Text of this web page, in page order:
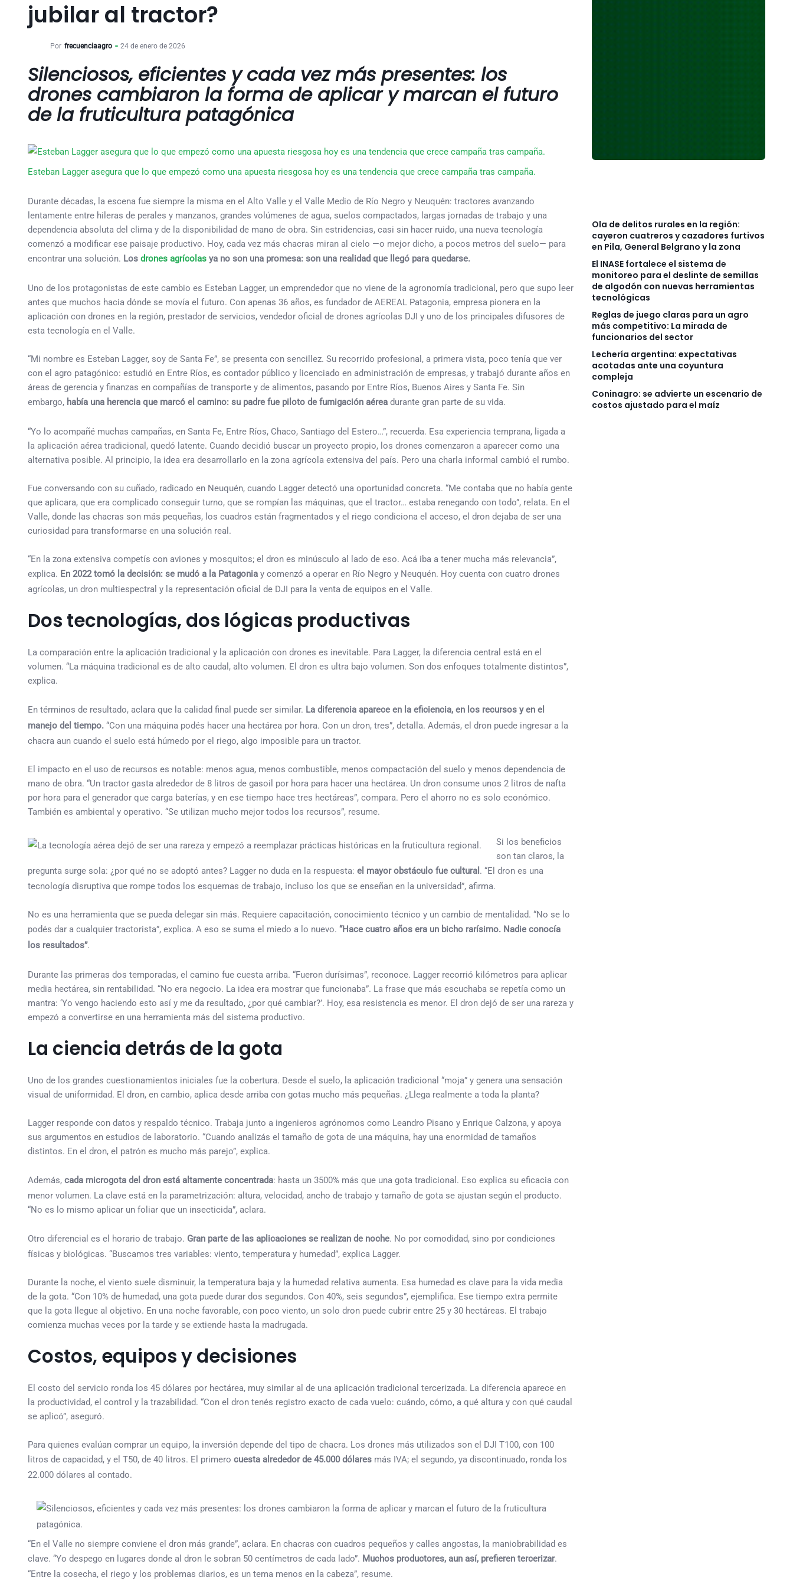
jubilar al tractor?
Por frecuenciaagro 24 de enero de 2026
Silenciosos, eficientes y cada vez más presentes: los
drones cambiaron la forma de aplicar y marcan el futuro
de la fruticultura patagónica
Esteban Lagger asegura que lo que empezó como una apuesta riesgosa hoy es una tendencia que crece campaña tras campaña.
Durante décadas, la escena fue siempre la misma en el Alto Valle y el Valle Medio de Río Negro y Neuquén: tractores avanzando
lentamente entre hileras de perales y manzanos, grandes volúmenes de agua, suelos compactados, largas jornadas de trabajo y una
dependencia absoluta del clima y de la disponibilidad de mano de obra. Sin estridencias, casi sin hacer ruido, una nueva tecnología
comenzó a modificar ese paisaje productivo. Hoy, cada vez más chacras miran al cielo —o mejor dicho, a pocos metros del suelo— para
encontrar una solución. Los drones agrícolas ya no son una promesa: son una realidad que llegó para quedarse.
Uno de los protagonistas de este cambio es Esteban Lagger, un emprendedor que no viene de la agronomía tradicional, pero que supo leer
antes que muchos hacia dónde se movía el futuro. Con apenas 36 años, es fundador de AEREAL Patagonia, empresa pionera en la
aplicación con drones en la región, prestador de servicios, vendedor oficial de drones agrícolas DJI y uno de los principales difusores de
esta tecnología en el Valle.
“Mi nombre es Esteban Lagger, soy de Santa Fe”, se presenta con sencillez. Su recorrido profesional, a primera vista, poco tenía que ver
con el agro patagónico: estudió en Entre Ríos, es contador público y licenciado en administración de empresas, y trabajó durante años en
áreas de gerencia y finanzas en compañías de transporte y de alimentos, pasando por Entre Ríos, Buenos Aires y Santa Fe. Sin
embargo, había una herencia que marcó el camino: su padre fue piloto de fumigación aérea durante gran parte de su vida.
“Yo lo acompañé muchas campañas, en Santa Fe, Entre Ríos, Chaco, Santiago del Estero…”, recuerda. Esa experiencia temprana, ligada a
la aplicación aérea tradicional, quedó latente. Cuando decidió buscar un proyecto propio, los drones comenzaron a aparecer como una
alternativa posible. Al principio, la idea era desarrollarlo en la zona agrícola extensiva del país. Pero una charla informal cambió el rumbo.
Fue conversando con su cuñado, radicado en Neuquén, cuando Lagger detectó una oportunidad concreta. “Me contaba que no había gente
que aplicara, que era complicado conseguir turno, que se rompían las máquinas, que el tractor… estaba renegando con todo”, relata. En el
Valle, donde las chacras son más pequeñas, los cuadros están fragmentados y el riego condiciona el acceso, el dron dejaba de ser una
curiosidad para transformarse en una solución real.
“En la zona extensiva competís con aviones y mosquitos; el dron es minúsculo al lado de eso. Acá iba a tener mucha más relevancia”,
explica. En 2022 tomó la decisión: se mudó a la Patagonia y comenzó a operar en Río Negro y Neuquén. Hoy cuenta con cuatro drones
agrícolas, un dron multiespectral y la representación oficial de DJI para la venta de equipos en el Valle.
Dos tecnologías, dos lógicas productivas
La comparación entre la aplicación tradicional y la aplicación con drones es inevitable. Para Lagger, la diferencia central está en el
volumen. “La máquina tradicional es de alto caudal, alto volumen. El dron es ultra bajo volumen. Son dos enfoques totalmente distintos”,
explica.
En términos de resultado, aclara que la calidad final puede ser similar. La diferencia aparece en la eficiencia, en los recursos y en el
manejo del tiempo. “Con una máquina podés hacer una hectárea por hora. Con un dron, tres”, detalla. Además, el dron puede ingresar a la
chacra aun cuando el suelo está húmedo por el riego, algo imposible para un tractor.
El impacto en el uso de recursos es notable: menos agua, menos combustible, menos compactación del suelo y menos dependencia de
mano de obra. “Un tractor gasta alrededor de 8 litros de gasoil por hora para hacer una hectárea. Un dron consume unos 2 litros de nafta
por hora para el generador que carga baterías, y en ese tiempo hace tres hectáreas”, compara. Pero el ahorro no es solo económico.
También es ambiental y operativo. “Se utilizan mucho mejor todos los recursos”, resume.
Si los beneficios
son tan claros, la
pregunta surge sola: ¿por qué no se adoptó antes? Lagger no duda en la respuesta: el mayor obstáculo fue cultural . “El dron es una
tecnología disruptiva que rompe todos los esquemas de trabajo, incluso los que se enseñan en la universidad”, afirma.
No es una herramienta que se pueda delegar sin más. Requiere capacitación, conocimiento técnico y un cambio de mentalidad. “No se lo
podés dar a cualquier tractorista”, explica. A eso se suma el miedo a lo nuevo. “Hace cuatro años era un bicho rarísimo. Nadie conocía
los resultados”.
Durante las primeras dos temporadas, el camino fue cuesta arriba. “Fueron durísimas”, reconoce. Lagger recorrió kilómetros para aplicar
media hectárea, sin rentabilidad. “No era negocio. La idea era mostrar que funcionaba”. La frase que más escuchaba se repetía como un
mantra: ‘Yo vengo haciendo esto así y me da resultado, ¿por qué cambiar?’. Hoy, esa resistencia es menor. El dron dejó de ser una rareza y
empezó a convertirse en una herramienta más del sistema productivo.
La ciencia detrás de la gota
Uno de los grandes cuestionamientos iniciales fue la cobertura. Desde el suelo, la aplicación tradicional “moja” y genera una sensación
visual de uniformidad. El dron, en cambio, aplica desde arriba con gotas mucho más pequeñas. ¿Llega realmente a toda la planta?
Lagger responde con datos y respaldo técnico. Trabaja junto a ingenieros agrónomos como Leandro Pisano y Enrique Calzona, y apoya
sus argumentos en estudios de laboratorio. “Cuando analizás el tamaño de gota de una máquina, hay una enormidad de tamaños
distintos. En el dron, el patrón es mucho más parejo”, explica.
Además, cada microgota del dron está altamente concentrada: hasta un 3500% más que una gota tradicional. Eso explica su eficacia con
menor volumen. La clave está en la parametrización: altura, velocidad, ancho de trabajo y tamaño de gota se ajustan según el producto.
“No es lo mismo aplicar un foliar que un insecticida”, aclara.
Otro diferencial es el horario de trabajo. Gran parte de las aplicaciones se realizan de noche. No por comodidad, sino por condiciones
físicas y biológicas. “Buscamos tres variables: viento, temperatura y humedad”, explica Lagger.
Durante la noche, el viento suele disminuir, la temperatura baja y la humedad relativa aumenta. Esa humedad es clave para la vida media
de la gota. “Con 10% de humedad, una gota puede durar dos segundos. Con 40%, seis segundos”, ejemplifica. Ese tiempo extra permite
que la gota llegue al objetivo. En una noche favorable, con poco viento, un solo dron puede cubrir entre 25 y 30 hectáreas. El trabajo
comienza muchas veces por la tarde y se extiende hasta la madrugada.
Costos, equipos y decisiones
El costo del servicio ronda los 45 dólares por hectárea, muy similar al de una aplicación tradicional tercerizada. La diferencia aparece en
la productividad, el control y la trazabilidad. “Con el dron tenés registro exacto de cada vuelo: cuándo, cómo, a qué altura y con qué caudal
se aplicó”, aseguró.
Para quienes evalúan comprar un equipo, la inversión depende del tipo de chacra. Los drones más utilizados son el DJI T100, con 100
litros de capacidad, y el T50, de 40 litros. El primero cuesta alrededor de 45.000 dólares más IVA; el segundo, ya discontinuado, ronda los
22.000 dólares al contado.
“En el Valle no siempre conviene el dron más grande”, aclara. En chacras con cuadros pequeños y calles angostas, la maniobrabilidad es
clave. “Yo despego en lugares donde al dron le sobran 50 centímetros de cada lado”. Muchos productores, aun así, prefieren tercerizar.
“Entre la cosecha, el riego y los problemas diarios, es un tema menos en la cabeza”, resume.
Ola de delitos rurales en la región:
cayeron cuatreros y cazadores furtivos
en Pila, General Belgrano y la zona
El INASE fortalece el sistema de
monitoreo para el deslinte de semillas
de algodón con nuevas herramientas
tecnológicas
Reglas de juego claras para un agro
más competitivo: La mirada de
funcionarios del sector
Lechería argentina: expectativas
acotadas ante una coyuntura
compleja
Coninagro: se advierte un escenario de
costos ajustado para el maíz